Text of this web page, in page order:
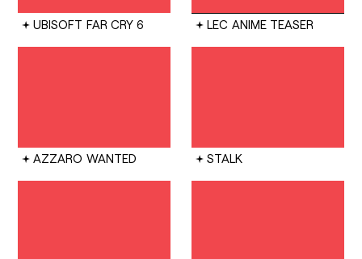
UBISOFT FAR CRY 6 LEC ANIME TEASER
AZZARO WANTED STALK